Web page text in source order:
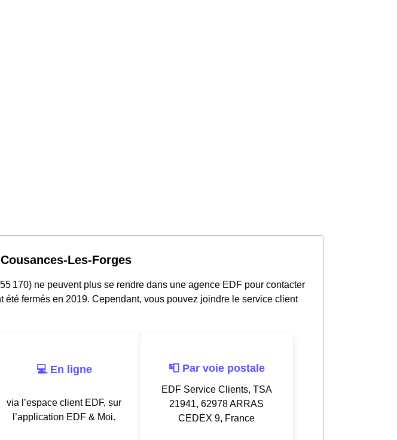
Les-Forges
170) ne peuvent plus se rendre dans une agence EDF pour contacter
été fermés en 2019. Cependant, vous pouvez joindre le service client
💻 En ligne
via l’espace client EDF, sur
l’application EDF & Moi.
📮 Par voie postale
EDF Service Clients, TSA
21941, 62978 ARRAS
CEDEX 9, France